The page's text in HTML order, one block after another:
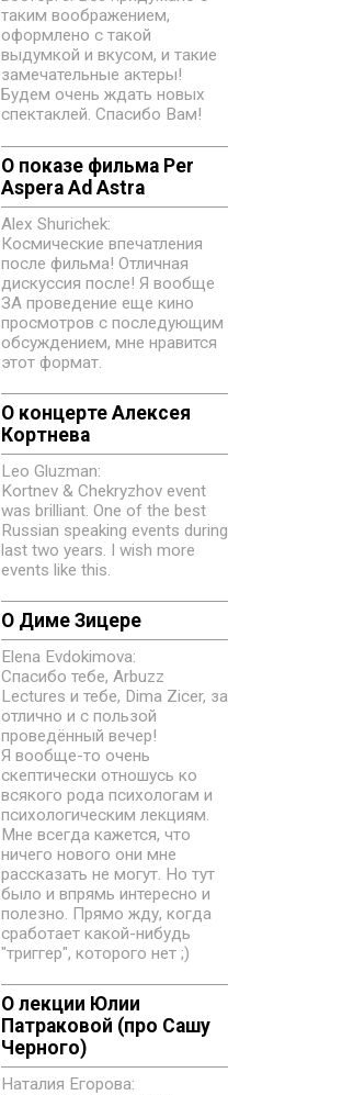
таким воображением,
оформлено с такой
выдумкой и вкусом, и такие
замечательные актеры!
Будем очень ждать новых
спектаклей. Спасибо Вам!
О показе фильма Per
Aspera Ad Astra
Alex Shurichek:
Космические впечатления
после фильма! Отличная
дискуссия после! Я вообще
ЗА проведение еще кино
просмотров с последующим
обсуждением, мне нравится
этот формат.
О концерте Алексея
Кортнева
Leo Gluzman:
Kortnev & Chekryzhov event
was brilliant. One of the best
Russian speaking events during
last two years. I wish more
events like this.
О Диме Зицере
Elena Evdokimovа:
Спасибо тебе, Arbuzz
Lectures и тебе, Dima Zicer, за
отлично и с пользой
проведённый вечер!
Я вообще-то очень
скептически отношусь ко
всякого рода психологам и
психологическим лекциям.
Мне всегда кажется, что
ничего нового они мне
рассказать не могут. Но тут
было и впрямь интересно и
полезно. Прямо жду, когда
сработает какой-нибудь
"триггер", которого нет ;)
О лекции Юлии
Патраковой (про Сашу
Черного)
Наталия Егорова: